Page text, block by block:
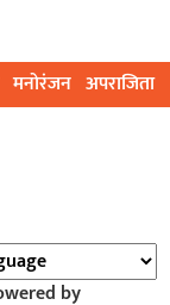
मनोरंजन अपराजिता
by